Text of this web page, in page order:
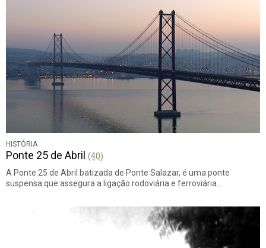
HISTÓRIA
Ponte 25 de Abril (40)
A Ponte 25 de Abril batizada de Ponte Salazar, é uma ponte
suspensa que assegura a ligação rodoviária e ferroviária…